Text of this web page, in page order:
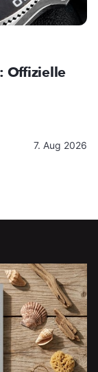
Offizielle
7. Aug 2026